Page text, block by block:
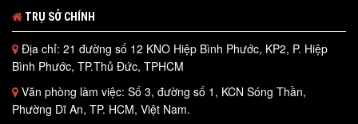
TRỤ SỞ CHÍNH
Địa chỉ: 21 đường số 12 KNO Hiệp Bình Phước, KP2, P. Hiệp
Bình Phước, TP.Thủ Đức, TPHCM
Văn phòng làm việc: Số 3, đường số 1, KCN Sóng Thần,
Phường Dĩ An, TP. HCM, Việt Nam.